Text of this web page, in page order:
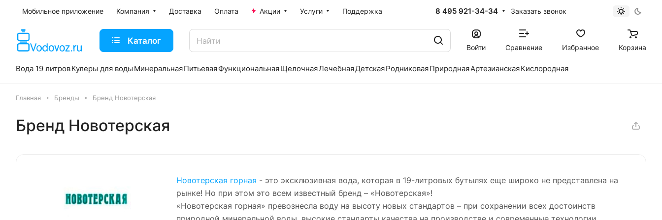
Мобильное приложение Компания Доставка Оплата Акции Услуги Поддержка 8 495 921-34-34 Заказать звонок
Каталог
Войти Сравнение Избранное Корзина
Вода 19 литровКулеры для воды МинеральнаяПитьеваяФункциональнаяЩелочнаяЛечебнаяДетскаяРодниковаяПрироднаяАртезианскаяКислородная
Главная Бренды Бренд Новотерская
Бренд Новотерская
Новотерская горная - это эксклюзивная вода, которая в 19-литровых бутылях еще широко не представлена на
рынке! Но при этом это всем известный бренд – «Новотерская»!
«Новотерская горная» превознесла воду на высоту новых стандартов – при сохранении всех достоинств